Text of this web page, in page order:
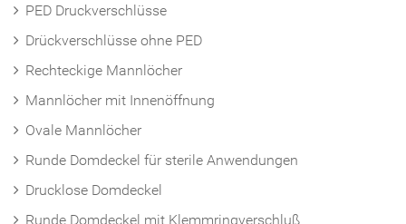
PED Druckverschlüsse
Drückverschlüsse ohne PED
Rechteckige Mannlöcher
Mannlöcher mit Innenöffnung
Ovale Mannlöcher
Runde Domdeckel für sterile Anwendungen
Drucklose Domdeckel
Runde Domdeckel mit Klemmringverschluß